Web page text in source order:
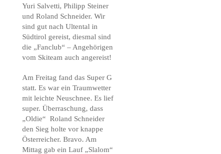
Yuri Salvetti, Philipp Steiner
und Roland Schneider. Wir
sind gut nach Ultental in
Südtirol gereist, diesmal sind
die „Fanclub“ – Angehörigen
vom Skiteam auch angereist!
Am Freitag fand das Super G
statt. Es war ein Traumwetter
mit leichte Neuschnee. Es lief
super. Überraschung, dass
„Oldie“ Roland Schneider
den Sieg holte vor knappe
Österreicher. Bravo. Am
Mittag gab ein Lauf „Slalom“